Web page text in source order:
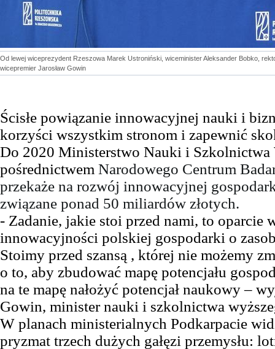
Od lewej wiceprezydent Rzeszowa Marek Ustroniński, wiceminister Aleksander Bobko,
wicepremier Jarosław Gowin
Ścisłe powiązanie innowacyjnej nauki i
korzyści wszystkim stronom i zapewnić
Do 2020 Ministerstwo Nauki i Szkolnictwa
pośrednictwem Narodowego Centrum
przekaże na rozwój innowacyjnej
związane ponad 50 miliardów złotych.
- Zadanie, jakie stoi przed nami, to oparcie
innowacyjności polskiej gospodarki o
Stoimy przed szansą , której nie możemy
o to, aby zbudować mapę potencjału
na te mapę nałożyć potencjał naukowy –
Gowin, minister nauki i szkolnictwa
W planach ministerialnych Podkarpacie
pryzmat trzech dużych gałęzi przemysłu: